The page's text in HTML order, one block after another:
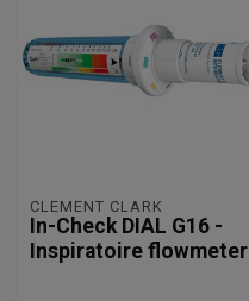
CLEMENT CLARK
In-Check DIAL G16 -
Inspiratoire flowmeter